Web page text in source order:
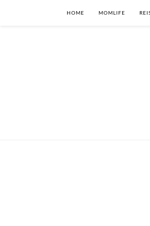
HOME MOMLIFE